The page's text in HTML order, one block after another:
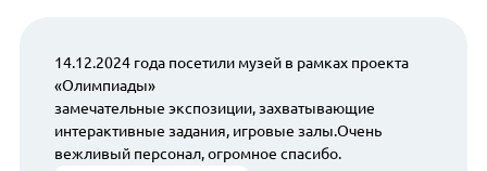
14.12.2024 года посетили музей в рамках проекта
«Олимпиады»
замечательные экспозиции, захватывающие
интерактивные задания, игровые залы.Очень
вежливый персонал, огромное спасибо.